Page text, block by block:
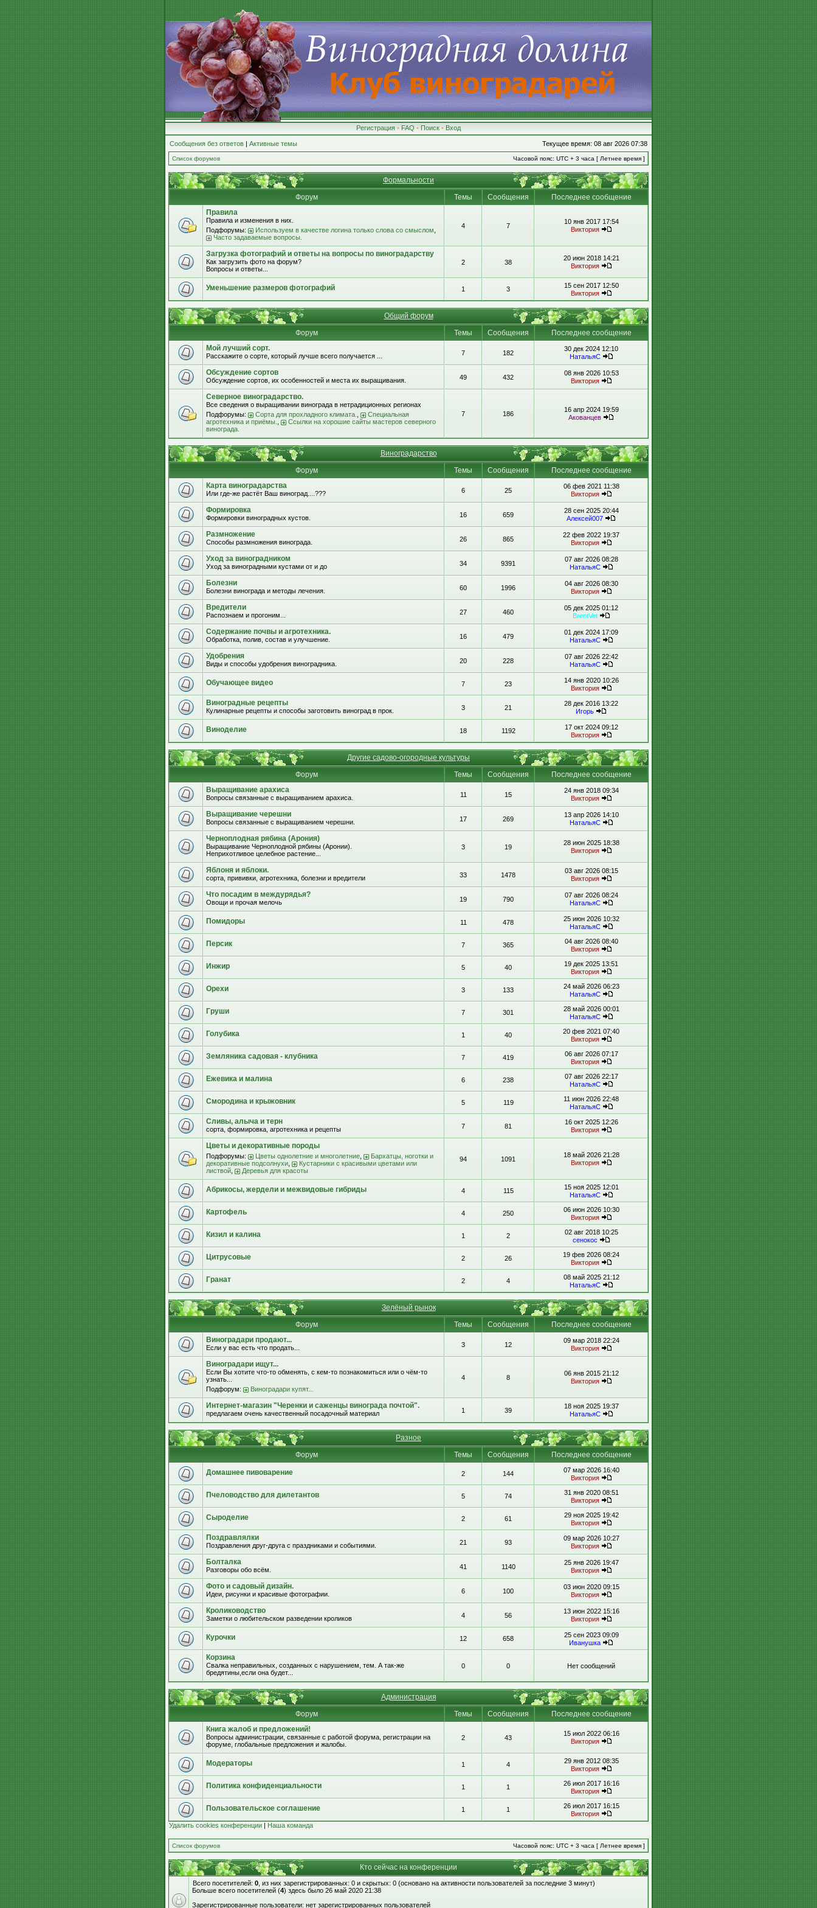
Регистрация • FAQ • Поиск • Вход
Сообщения без ответов | Активные темы Текущее время: 08 авг 2026 07:38
Список форумов Часовой пояс: UTC + 3 часа [ Летнее время ]
Формальности
Форум
Темы Сообщения
Последнее сообщение
Правила
Правила и изменения в них.
Подфорумы:
Используем в качестве логина только слова со смыслом
Часто задаваемые вопросы.
4 7
10 янв 2017 17:54
Виктория
Загрузка фотографий и ответы на вопросы по виноградарству
Как загрузить фото на форум?
Вопросы и ответы...
2 38
20 июн 2018 14:21
Виктория
Уменьшение размеров фотографий 1 3
15 сен 2017 12:50
Виктория
Общий форум
Форум
Темы Сообщения
Последнее сообщение
Мой лучший сорт.
Расскажите о сорте, который лучше всего получается ... 7 182
30 дек 2024 12:10
НатальяС
Обсуждение сортов
Обсуждение сортов, их особенностей и места их выращивания. 49 432
08 янв 2026 10:53
Виктория
Северное виноградарство.
Все сведения о выращивании винограда в нетрадиционных регионах
Подфорумы:
Сорта для прохладного климата.
Специальная
агротехника и приёмы.
Ссылки на хорошие сайты мастеров северного
винограда.
7 186
16 апр 2024 19:59
Акованцев
Виноградарство
Форум
Темы Сообщения
Последнее сообщение
Карта виноградарства
Или где-же растёт Ваш виноград....??? 6 25
06 фев 2021 11:38
Виктория
Формировка
Формировки виноградных кустов. 16 659
28 сен 2025 20:44
Алексей007
Размножение
Способы размножения винограда. 26 865
22 фев 2022 19:37
Виктория
Уход за виноградником
Уход за виноградными кустами от и до 34 9391
07 авг 2026 08:28
НатальяС
Болезни
Болезни винограда и методы лечения. 60 1996
04 авг 2026 08:30
Виктория
Вредители
Распознаем и прогоним... 27 460
05 дек 2025 01:12
BrentVet
Содержание почвы и агротехника.
Обработка, полив, состав и улучшение. 16 479
01 дек 2024 17:09
НатальяС
Удобрения
Виды и способы удобрения виноградника. 20 228
07 авг 2026 22:42
НатальяС
Обучающее видео 7 23
14 янв 2020 10:26
Виктория
Виноградные рецепты
Кулинарные рецепты и способы заготовить виноград в прок. 3 21
28 дек 2016 13:22
Игорь
Виноделие 18 1192
17 окт 2024 09:12
Виктория
Другие садово-огородные культуры
Форум
Темы Сообщения
Последнее сообщение
Выращивание арахиса
Вопросы связанные с выращиванием арахиса. 11 15
24 янв 2018 09:34
Виктория
Выращивание черешни
Вопросы связанные с выращиванием черешни. 17 269
13 апр 2026 14:10
НатальяС
Черноплодная рябина (Арония)
Выращивание Черноплодной рябины (Аронии).
Неприхотливое целебное растение...
3 19
28 июн 2025 18:38
Виктория
Яблоня и яблоки.
сорта, прививки, агротехника, болезни и вредители 33 1478
03 авг 2026 08:15
Виктория
Что посадим в междурядья?
Овощи и прочая мелочь 19 790
07 авг 2026 08:24
НатальяС
Помидоры 11 478
25 июн 2026 10:32
НатальяС
Персик 7 365
04 авг 2026 08:40
Виктория
Инжир 5 40
19 дек 2025 13:51
Виктория
Орехи 3 133
24 май 2026 06:23
НатальяС
Груши 7 301
28 май 2026 00:01
НатальяС
Голубика 1 40
20 фев 2021 07:40
Виктория
Земляника садовая - клубника 7 419
06 авг 2026 07:17
Виктория
Ежевика и малина 6 238
07 авг 2026 22:17
НатальяС
Смородина и крыжовник 5 119
11 июн 2026 22:48
НатальяС
Сливы, алыча и терн
сорта, формировка, агротехника и рецепты 7 81
16 окт 2025 12:26
Виктория
Цветы и декоративные породы
Подфорумы: Цветы однолетние и многолетние
Бархатцы, ноготки и
декоративные подсолнухи
Кустарники с красивыми цветами или
листвой
Деревья для красоты
94 1091
18 май 2026 21:28
Виктория
Абрикосы, жердели и межвидовые гибриды 4 115
15 ноя 2025 12:01
НатальяС
Картофель 4 250
06 июн 2026 10:30
Виктория
Кизил и калина 1 2
02 авг 2018 10:25
сенокос
Цитрусовые 2 26
19 фев 2026 08:24
Виктория
Гранат 2 4
08 май 2025 21:12
НатальяС
Зелёный рынок
Форум
Темы Сообщения
Последнее сообщение
Виноградари продают...
Если у вас есть что продать... 3 12
09 мар 2018 22:24
Виктория
Виноградари ищут...
Если Вы хотите что-то обменять, с кем-то познакомиться или о чём-то
узнать...
Подфорум:
Виноградари купят...
4 8
06 янв 2015 21:12
Виктория
Интернет-магазин "Черенки и саженцы винограда почтой".
предлагаем очень качественный посадочный материал 1 39
18 ноя 2025 19:37
НатальяС
Разное
Форум
Темы Сообщения Последнее сообщение
Домашнее пивоварение 2 144
07 мар 2026 16:40
Виктория
Пчеловодство для дилетантов 5 74
31 янв 2020 08:51
Виктория
Сыроделие 2 61
29 ноя 2025 19:42
Виктория
Поздравлялки
Поздравления друг-друга с праздниками и событиями. 21 93
09 мар 2026 10:27
Виктория
Болталка
Разговоры обо всём. 41 1140
25 янв 2026 19:47
Виктория
Фото и садовый дизайн.
Идеи, рисунки и красивые фотографии. 6 100
03 июн 2020 09:15
Виктория
Кролиководство
Заметки о любительском разведении кроликов 4 56
13 июн 2022 15:16
Виктория
Курочки 12 658
25 сен 2023 09:09
Иванушка
Корзина
Свалка неправильных, созданных с нарушением, тем. А так-же
бредятины,если она будет...
0 0 Нет сообщений
Администрация
Форум
Темы Сообщения
Последнее сообщение
Книга жалоб и предложений!
Вопросы администрации, связанные с работой форума, регистрации на
форуме, глобальные предложения и жалобы.
2 43
15 июл 2022 06:16
Виктория
Модераторы 1 4
29 янв 2012 08:35
Виктория
Политика конфиденциальности 1 1
26 июл 2017 16:16
Виктория
Пользовательское соглашение 1 1
26 июл 2017 16:15
Виктория
Удалить cookies конференции | Наша команда
Список форумов Часовой пояс: UTC + 3 часа [ Летнее время ]
Кто сейчас на конференции
Всего посетителей: 0 , из них зарегистрированных: 0 и скрытых: 0 (основано на активности пользователей за последние 3 минут)
Больше всего посетителей (4) здесь было 26 май 2020 21:38
Зарегистрированные пользователи: нет зарегистрированных пользователей